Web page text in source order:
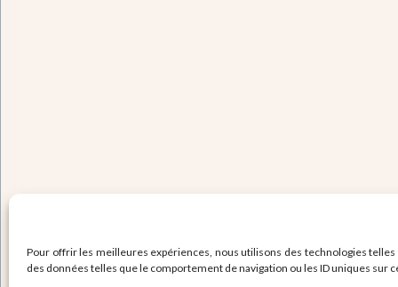
Pour offrir les meilleures expériences, nous utilisons des technologies
des données telles que le comportement de navigation ou les ID uniques